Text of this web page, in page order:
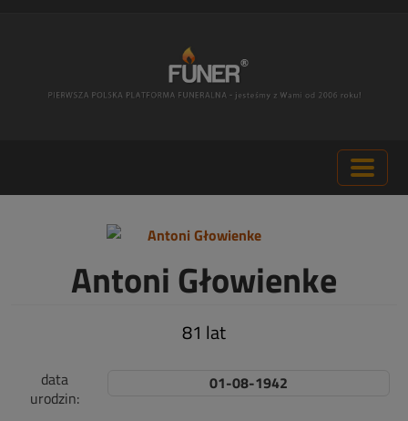
Antoni Głowienke
81 lat
data
urodzin:
01-08-1942